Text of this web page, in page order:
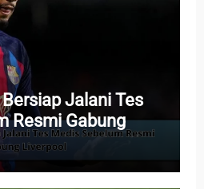
Jalani Tes
Resmi Gabung